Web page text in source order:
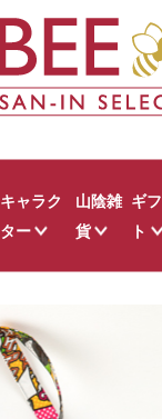
子
ース
バラ牛乳
キャラク
ター
しまねっこ
吉田君
キャラクター菓子
山陰雑
貨
ギフ
ト